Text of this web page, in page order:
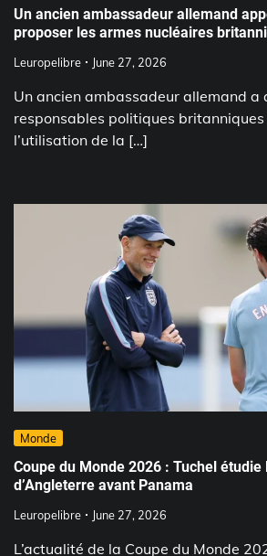
Un ancien ambassadeur allemand
proposer les armes nucléaires
Leuropelibre June 27, 2026
Un ancien ambassadeur allemand a
responsables politiques
l’utilisation de la […]
Monde
Coupe du Monde 2026 : Tuchel étudie
d’Angleterre avant Panama
Leuropelibre June 27, 2026
L’actualité de la Coupe du Monde